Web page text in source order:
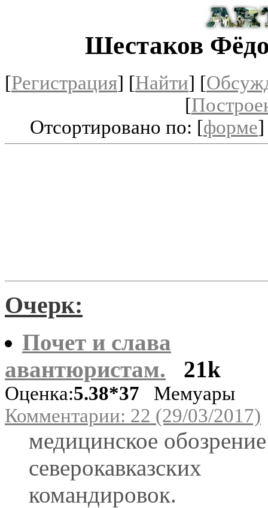
Шестаков
[Регистрация] [Найти] [
[
Отсортировано по: [форме
Очерк:
Почет и слава
авантюристам.
21k
Оценка:5.38*37 Мемуары
Комментарии: 22 (29/03/2017)
медицинское обозрение
северокавказских
командировок.